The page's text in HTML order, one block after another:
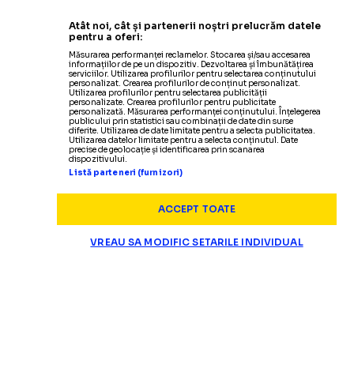
Atât noi, cât și partenerii noștri prelucrăm datele
pentru a oferi:
Măsurarea performanței reclamelor. Stocarea și/sau accesarea
informațiilor de pe un dispozitiv. Dezvoltarea și îmbunătățirea
serviciilor. Utilizarea profilurilor pentru selectarea conținutului
personalizat. Crearea profilurilor de conținut personalizat.
Utilizarea profilurilor pentru selectarea publicității
personalizate. Crearea profilurilor pentru publicitate
personalizată. Măsurarea performanței conținutului. Înțelegerea
publicului prin statistici sau combinații de date din surse
diferite. Utilizarea de date limitate pentru a selecta publicitatea.
Utilizarea datelor limitate pentru a selecta conținutul. Date
precise de geolocație și identificarea prin scanarea
dispozitivului.
Listă parteneri (furnizori)
ACCEPT TOATE
VREAU SA MODIFIC SETARILE INDIVIDUAL